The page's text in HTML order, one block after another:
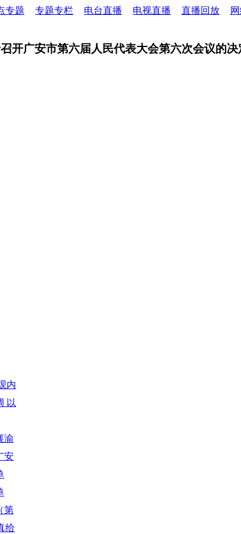
专题 专题专栏 电台直播 电视直播 直播回放
开广安市第六届人民代表大会第六次会议的决
内
骏
以
渝
安
通
通
第
给